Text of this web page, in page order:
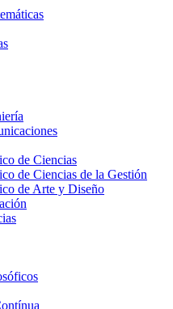
de Ciencias
de Ciencias de la Gestión
de Arte y Diseño